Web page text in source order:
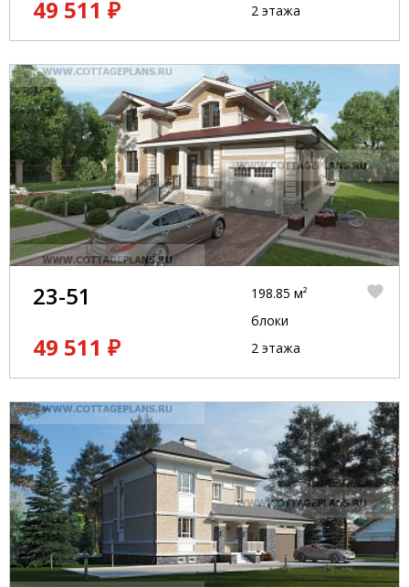
49 511 ₽ 2 этажа
23-51
49 511 ₽
198.85 м²
блоки
2 этажа